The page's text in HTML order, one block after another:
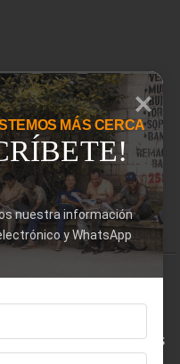
por Corporación Mi
Creative Commons
MÁS CERCA
nuestra información
y WhatsApp